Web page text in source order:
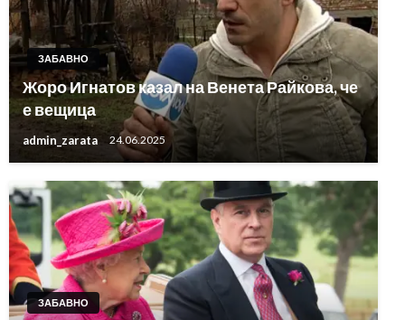
ЗАБАВНО
Жоро Игнатов казал на Венета Райкова, че
е вещица
admin_zarata 24.06.2025
ЗАБАВНО